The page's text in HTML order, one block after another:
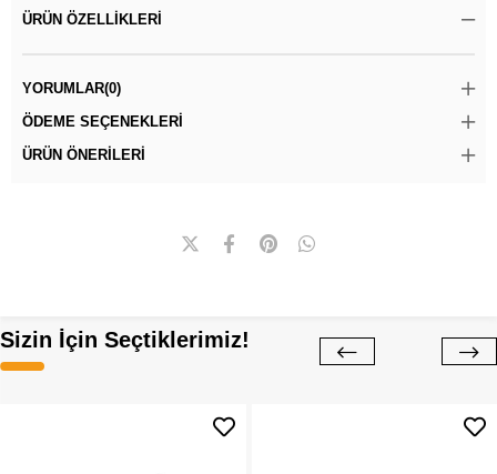
ÜRÜN ÖZELLIKLERI
YORUMLAR(0)
ÖDEME SEÇENEKLERI
ÜRÜN ÖNERILERI
Sizin İçin Seçtiklerimiz!